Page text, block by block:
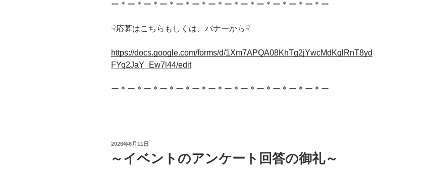
ー＊ー＊ー＊ー＊ー＊ー＊ー＊ー＊ー＊ー＊ー＊ー＊ー＊ー
☟応募はこちらもしくは、バナーから☟
https://docs.google.com/forms/d/1Xm7APQA08KhTg2jYwcMdKqlRnT8yd
FYq2JaY_Ew7l44/edit
ー＊ー＊ー＊ー＊ー＊ー＊ー＊ー＊ー＊ー＊ー＊ー＊ー＊ー
投
日:
2026年6月11日
～イベントのアンケート回答の御礼～